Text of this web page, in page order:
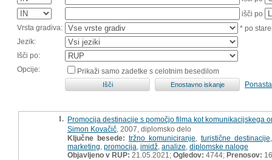
išči po
Vrsta gradiva:
* po
Jezik:
Išči po:
Opcije:
Prikaži samo zadetke s celotnim besedilom
1. Promocija destinacije s pomočjo filma kot komunikacijskega
Simon Kovačič , 2007, diplomsko delo
Ključne besede: tržno komuniciranje turistične destinacije
marketing promocija imidž analize diplomske naloge
Objavljeno v RUP: 21.05.2021; Ogledov: 4744; Prenosov: